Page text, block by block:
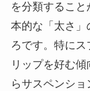
を分類するこ
本的な「太さ」
ろです。特に
リップを好む
らサスペンシ